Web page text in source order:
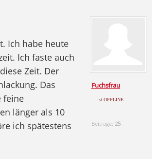
Fuchsfrau
... ist OFFLINE
Beiträge: 25
Ich habe heute
Ich faste auch
Zeit. Der
Das
feine
länger als 10
ich spätestens